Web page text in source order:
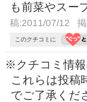
も前菜やスー
稿:2011/07/12 掲
このクチコミに
※クチコミ情
これらは投稿
でご了承くだ